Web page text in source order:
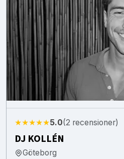
★★★★★5.0(2 recensioner)
DJ KOLLÉN
Göteborg